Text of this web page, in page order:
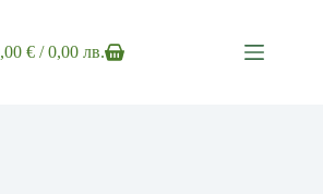
€ / 0,00 лв.